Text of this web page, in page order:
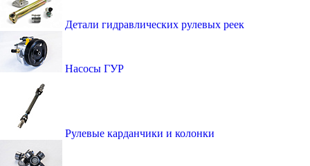
Детали гидравлических рулевых реек
Насосы ГУР
Рулевые карданчики и колонки